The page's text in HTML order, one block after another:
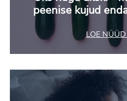
peenise kujud
LOE NÜÜD